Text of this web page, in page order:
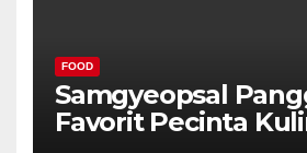
FOOD
Samgyeopsal
Favorit Pecinta